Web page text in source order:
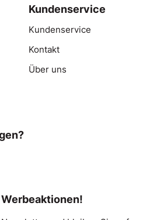
Kundenservice
Kundenservice
Kontakt
Über uns